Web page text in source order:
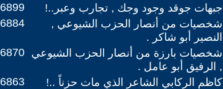
6899 جبهات جوقد وجود وجك , تجارب وعبر..!
6884
شخصيات من أنصار الحزب الشيوعي ,
النصير أبو شاكر .
6870 شخصيات بارزة من أنصار الحزب الشيوعي
, الرفيق أبو عامل .
6863 كاظم الركابي الشاعر الذي مات حزناً ..!